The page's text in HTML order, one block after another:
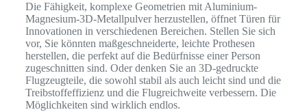
Die Fähigkeit, komplexe Geometrien mit Aluminium-
Magnesium-3D-Metallpulver herzustellen, öffnet Türen für
Innovationen in verschiedenen Bereichen. Stellen Sie sich
vor, Sie könnten maßgeschneiderte, leichte Prothesen
herstellen, die perfekt auf die Bedürfnisse einer Person
zugeschnitten sind. Oder denken Sie an 3D-gedruckte
Flugzeugteile, die sowohl stabil als auch leicht sind und die
Treibstoffeffizienz und die Flugreichweite verbessern. Die
Möglichkeiten sind wirklich endlos.